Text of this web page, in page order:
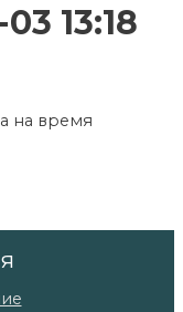
13:18
на время